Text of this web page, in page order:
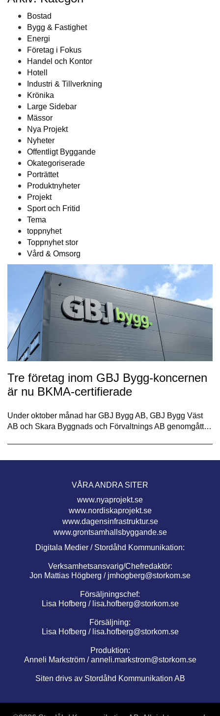
Bostad
Bygg & Fastighet
Energi
Företag i Fokus
Handel och Kontor
Hotell
Industri & Tillverkning
Krönika
Large Sidebar
Mässor
Nya Projekt
Nyheter
Offentligt Byggande
Okategoriserade
Porträttet
Produktnyheter
Projekt
Sport och Fritid
Tema
toppnyhet
Toppnyhet stor
Vård & Omsorg
Tre företag inom GBJ Bygg-koncernen
är nu BKMA-certifierade
Under oktober månad har GBJ Bygg AB, GBJ Bygg Väst
AB och Skara Byggnads och Förvaltnings AB genomgått…
VÅRA ANDRA SITER
www.nyaprojekt.se
www.nordiskaprojekt.se
www.dagensinfrastruktur.se
www.grontsamhallsbyggande.se
Digitala Medier / Stordåhd Kommunikation:
Verksamhetsansvarig/Chefredaktör:
Jon Mattias Högberg / jmhogberg@storkom.se
Försäljningschef:
Lisa Hofberg / lisa.hofberg@storkom.se
Försäljning:
Lisa Hofberg / lisa.hofberg@storkom.se
Produktion:
Anneli Markström /anneli.markstrom@storkom.se
Siten drivs av Stordåhd Kommunikation AB